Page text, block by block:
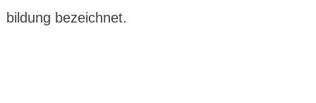
bildung bezeichnet.